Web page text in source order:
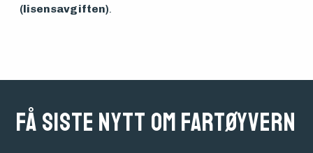
(lisensavgiften).
Få siste nytt om fartøyvern